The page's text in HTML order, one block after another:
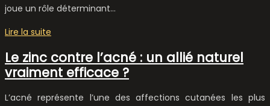
joue un rôle déterminant…
Lire la suite
Le zinc contre l’acné : un allié naturel
vraiment efficace ?
L’acné représente l’une des affections cutanées les plus